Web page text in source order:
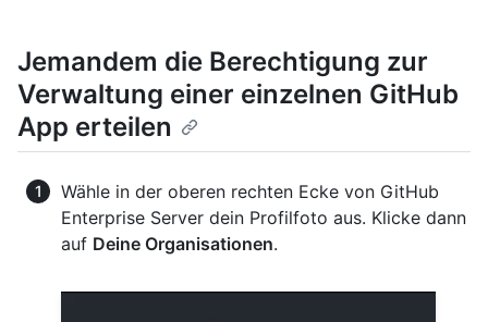
Jemandem die Berechtigung zur
Verwaltung einer einzelnen GitHub
App erteilen
Wähle in der oberen rechten Ecke von GitHub
Enterprise Server dein Profilfoto aus. Klicke dann
auf Deine Organisationen.